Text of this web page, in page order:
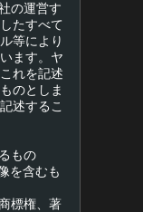
の運営す
たすべて
等により
ます。ヤ
れを記述
のとしま
述するこ
もの
を含むも
標権、著